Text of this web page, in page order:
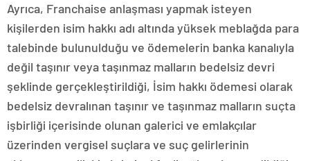
Ayrıca, Franchaise anlaşması yapmak isteyen
kişilerden isim hakkı adı altında yüksek meblağda para
talebinde bulunulduğu ve ödemelerin banka kanalıyla
değil taşınır veya taşınmaz malların bedelsiz devri
şeklinde gerçekleştirildiği, İsim hakkı ödemesi olarak
bedelsiz devralınan taşınır ve taşınmaz malların suçta
işbirliği içerisinde olunan galerici ve emlakçılar
üzerinden vergisel suçlara ve suç gelirlerinin